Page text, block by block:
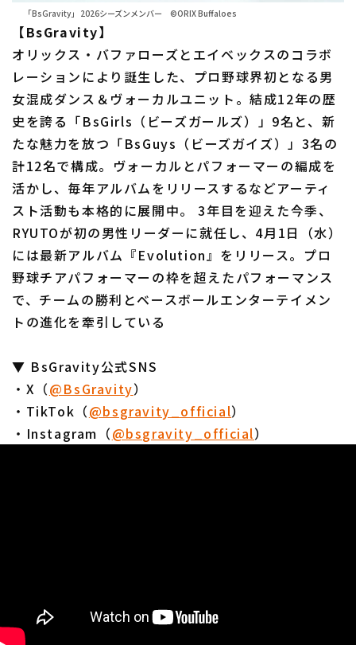
「BsGravity」 2026シーズンメンバー ©ORIX Buffaloes
【BsGravity】
オリックス・バファローズとエイベックスのコラボ
レーションにより誕生した、プロ野球界初となる男
女混成ダンス＆ヴォーカルユニット。結成12年の歴
史を誇る「BsGirls（ビーズガールズ）」9名と、新
たな魅力を放つ「BsGuys（ビーズガイズ）」3名の
計12名で構成。ヴォーカルとパフォーマーの編成を
活かし、毎年アルバムをリリースするなどアーティ
スト活動も本格的に展開中。 3年目を迎えた今季、
RYUTOが初の男性リーダーに就任し、4月1日（水）
には最新アルバム『Evolution』をリリース。プロ
野球チアパフォーマーの枠を超えたパフォーマンス
で、チームの勝利とベースボールエンターテイメン
トの進化を牽引している
​​▼ BsGravity公式SNS
・X（@BsGravity）
・TikTok（@bsgravity_official）
・Instagram（@bsgravity_official）